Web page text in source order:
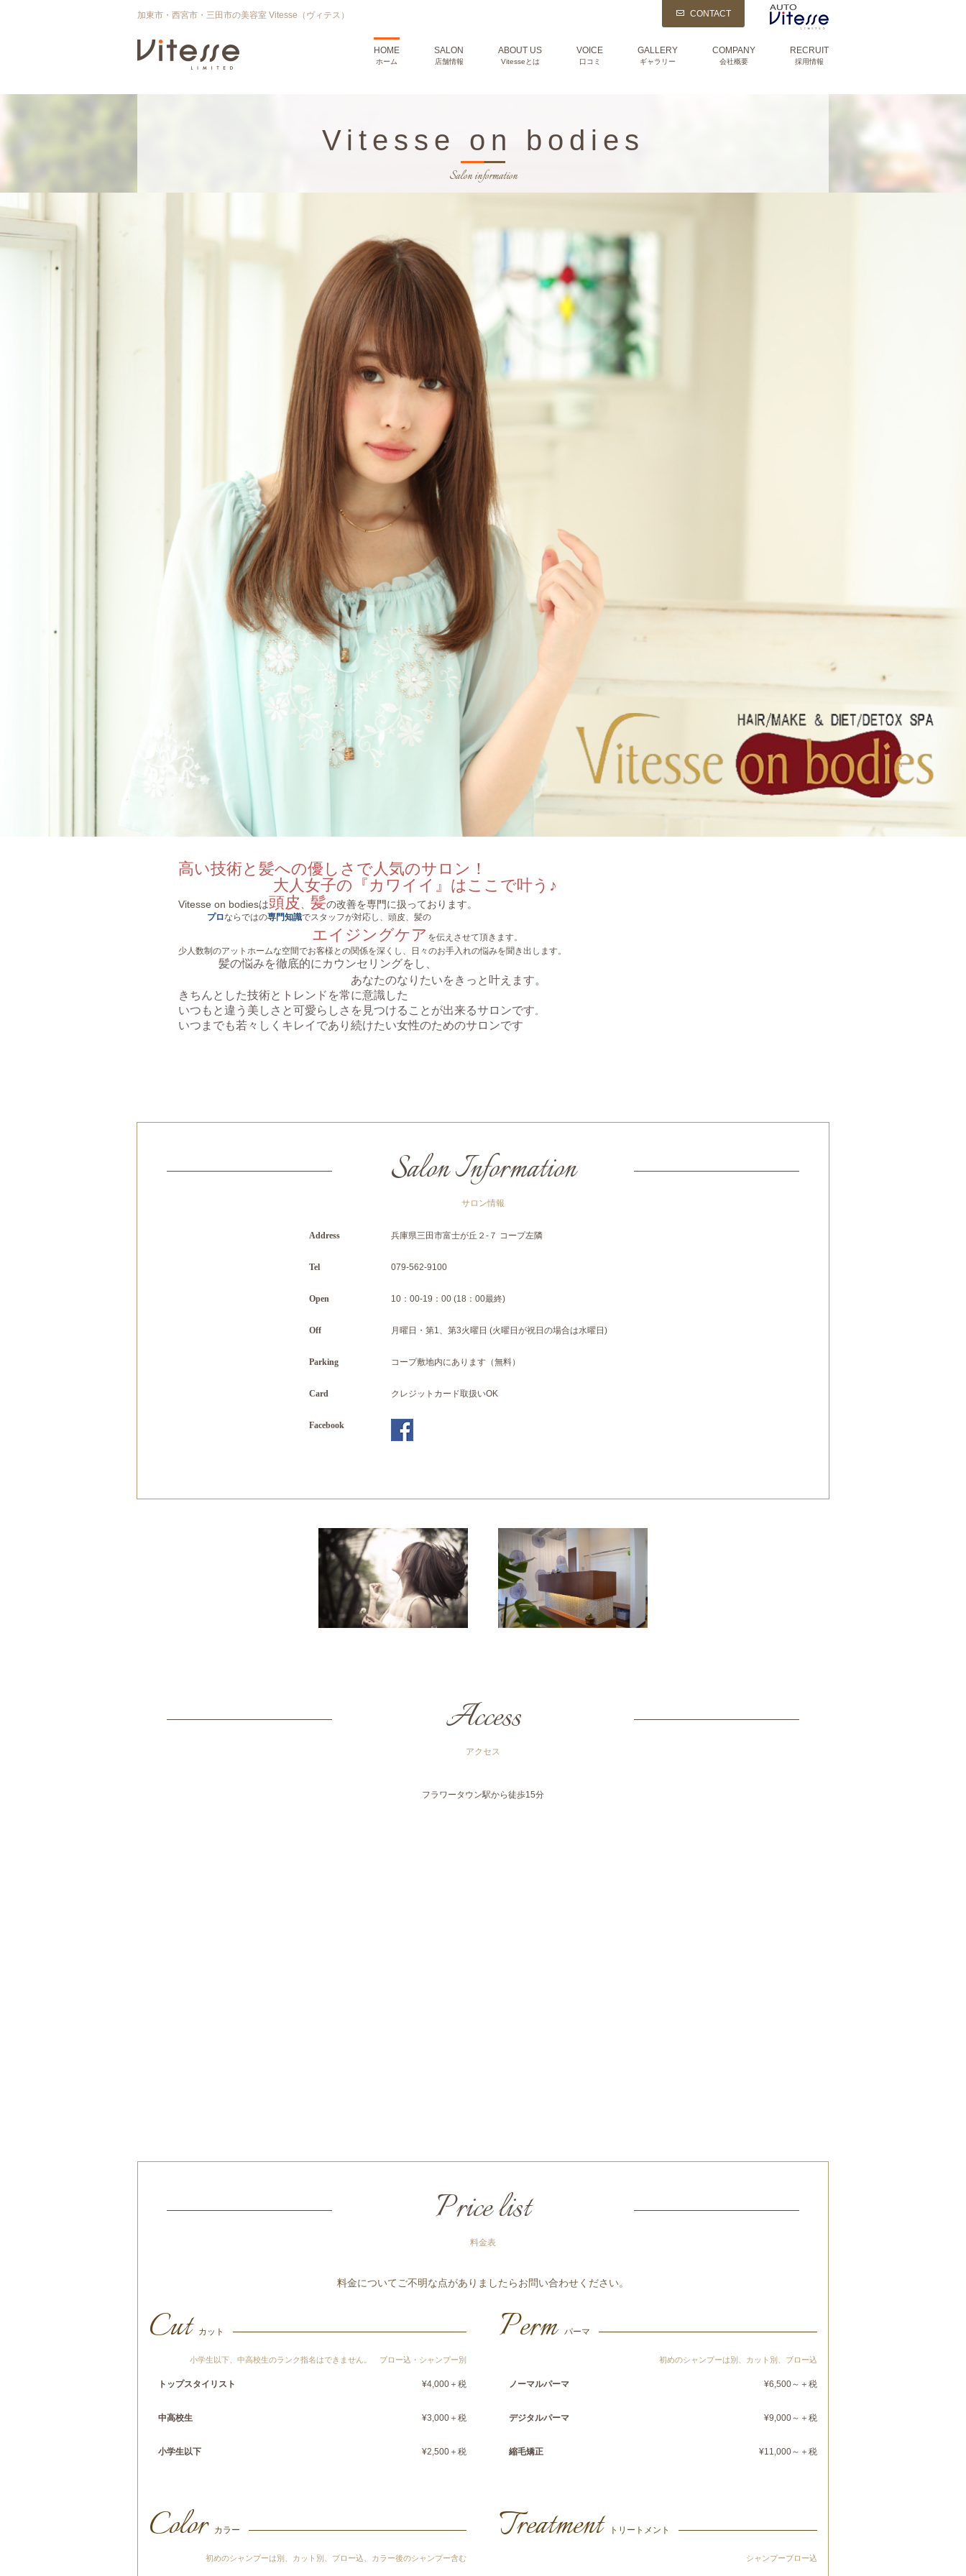
加東市・西宮市・三田市の美容室 Vitesse（ヴィテス） CONTACT
HOME
ホーム
SALON
店舗情報
ABOUT US
Vitesseとは
VOICE
口コミ
GALLERY
ギャラリー
COMPANY
会社概要
RECRUIT
採用情報
Vitesse on bodies
Salon information
高い技術と髪への優しさで人気のサロン！
大人女子の『カワイイ』はここで叶う♪
Vitesse on bodiesは頭皮 髪の改善を専門に扱っております。
プロならではの専門知識でスタッフが対応し、頭皮、髪の
エイジングケア を伝えさせて頂きます。
少人数制のアットホームな空間でお客様との関係を深くし、日々のお手入れの悩みを聞き出します。
髪の悩みを徹底的にカウンセリングをし、
あなたのなりたいをきっと叶えます。
きちんとした技術とトレンドを常に意識した
いつもと違う美しさと可愛らしさを見つけることが出来るサロンです。
いつまでも若々しくキレイであり続けたい女性のためのサロンです
Salon Information
サロン情報
Address 兵庫県三田市富士が丘２-７ コープ左隣
Tel 079-562-9100
Open 10：00-19：00 (18：00最終)
Off 月曜日・第1、第3火曜日 (火曜日が祝日の場合は水曜日)
Parking コープ敷地内にあります（無料）
Card クレジットカード取扱いOK
Facebook
Access
アクセス
フラワータウン駅から徒歩15分
Price list
料金表
料金についてご不明な点がありましたらお問い合わせください。
Cut カット
小学生以下、中高校生のランク指名はできません。 ブロー込・シャンプー別
トップスタイリスト ¥4,000＋税
中高校生 ¥3,000＋税
小学生以下 ¥2,500＋税
Color カラー
初めのシャンプーは別、カット別、ブロー込、カラー後のシャンプー含む
Perm パーマ
初めのシャンプーは別、カット別、ブロー込
ノーマルパーマ ¥6,500～＋税
デジタルパーマ ¥9,000～＋税
縮毛矯正 ¥11,000～＋税
Treatment トリートメント
シャンプーブロー込